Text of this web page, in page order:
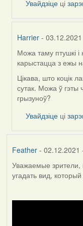
Увайдзіце ці
Harrier -
In
reply
to
by
Lighty
Можа таму птушкі
карыстацца з ежы
Цікава, што коцік
сутак. Можа ў гэты
грызуноў?
Увайдзіце ці
Feather- 02.12.2021
Уважаемые
угадать вид,